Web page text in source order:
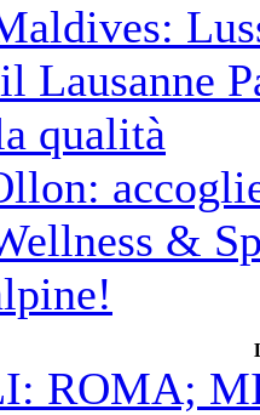
Lausanne
qualità
&
ROMA;